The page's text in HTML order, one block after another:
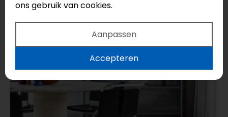
ons gebruik van cookies.
Aanpassen
Accepteren